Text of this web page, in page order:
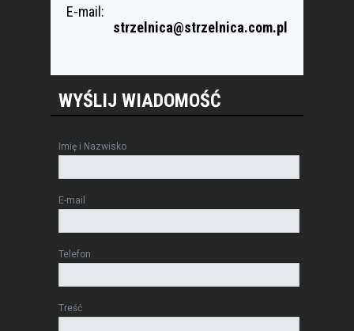
E-mail:
strzelnica@strzelnica.com.pl
WYŚLIJ WIADOMOŚĆ
Imię i Nazwisko
E-mail
Telefon
Treść